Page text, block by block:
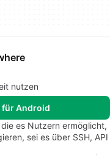
nutzen
für Android
es Nutzern ermöglicht,
sei es über SSH, API